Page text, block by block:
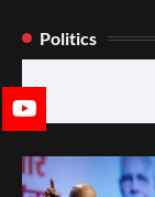
Politics